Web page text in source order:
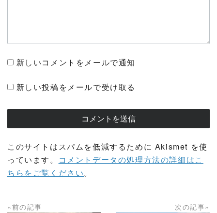
新しいコメントをメールで通知
新しい投稿をメールで受け取る
このサイトはスパムを低減するために Akismet を使
っています。
コメントデータの処理方法の詳細はこ
ちらをご覧ください。
«前の記事 次の記事»